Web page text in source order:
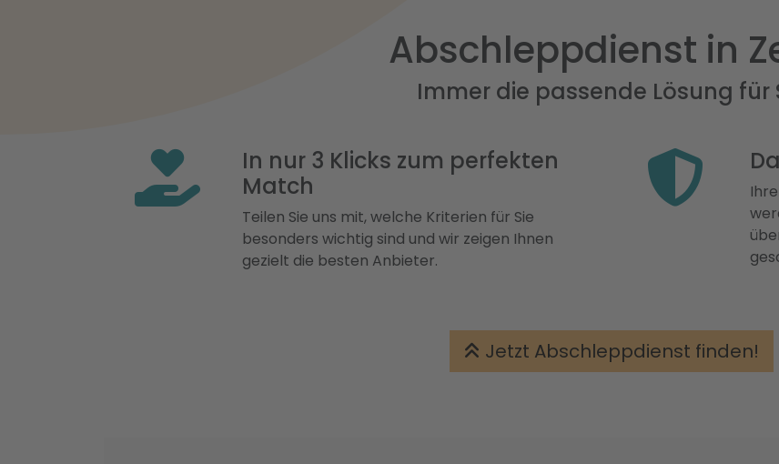
Abschleppdienst in
Immer die passende Lösung für
In nur 3 Klicks zum perfekten
Match
Teilen Sie uns mit, welche Kriterien für Sie
besonders wichtig sind und wir zeigen Ihnen
gezielt die besten Anbieter.
Jetzt Abschleppdienst finden!